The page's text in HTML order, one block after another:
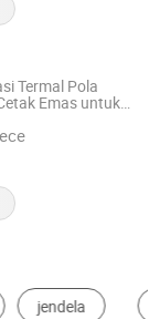
Termal Pola
Emas untuk